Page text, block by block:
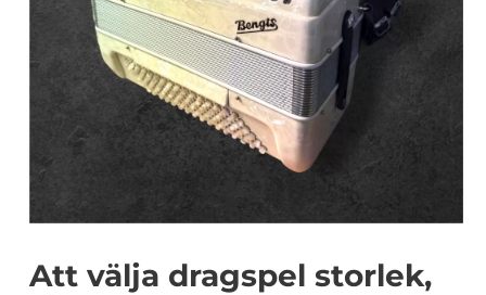
Att välja dragspel storlek,